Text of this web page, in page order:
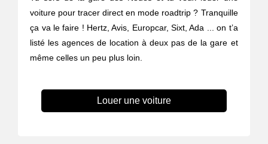
voiture pour tracer direct en mode roadtrip ? Tranquille
ça va le faire ! Hertz, Avis, Europcar, Sixt, Ada ... on t’a
listé les agences de location à deux pas de la gare et
même celles un peu plus loin.
Louer une voiture